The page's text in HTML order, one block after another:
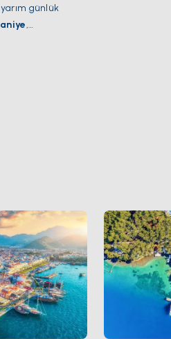
günlük
,